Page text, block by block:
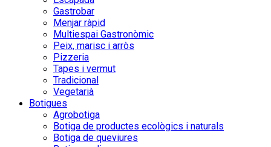
Gastrobar
Menjar ràpid
Multiespai Gastronòmic
Peix, marisc i arròs
Pizzeria
Tapes i vermut
Tradicional
Vegetarià
Botigues
Agrobotiga
Botiga de productes ecològics i naturals
Botiga de queviures